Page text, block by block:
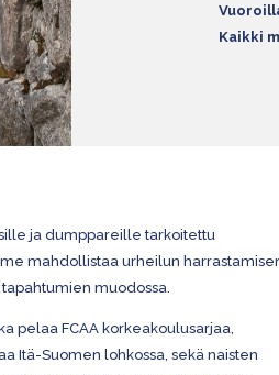
Kaikki
ja dumppareille tarkoitettu
mahdollistaa urheilun
muodossa.
pelaa FCAA korkeakoulusarjaa,
Itä-Suomen lohkossa, sekä naisten